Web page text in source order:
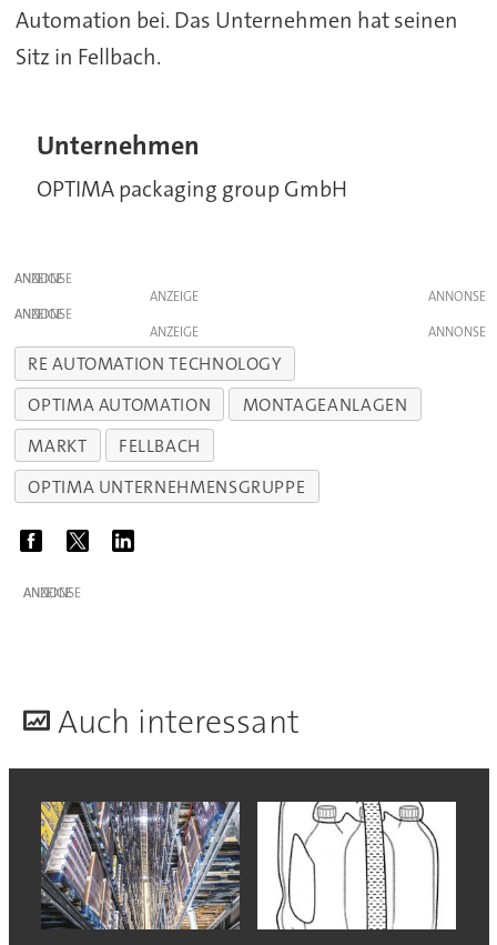
Automation bei. Das Unternehmen hat seinen
Sitz in Fellbach.
Unternehmen
OPTIMA packaging group GmbH
ANZEIGE
ANZEIGE
ANZEIGE
ANZEIGE
RE AUTOMATION TECHNOLOGY
OPTIMA AUTOMATION
MONTAGEANLAGEN
MARKT
FELLBACH
OPTIMA UNTERNEHMENSGRUPPE
ANZEIGE
Auch interessant